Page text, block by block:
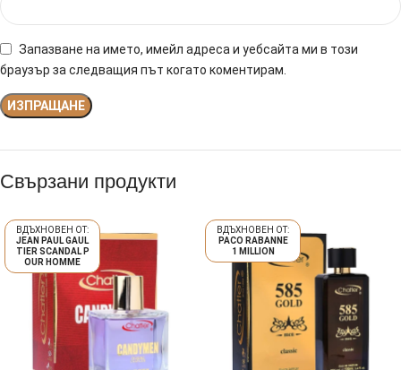
Запазване на името, имейл адреса и уебсайта ми в този
браузър за следващия път когато коментирам.
Свързани продукти
JEAN PAUL GAUL
TIER SCANDAL P
OUR HOMME
PACO RABANNE
1 MILLION